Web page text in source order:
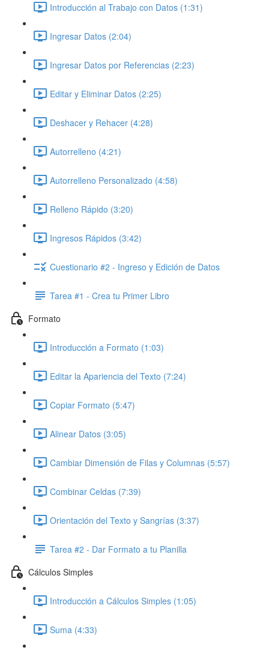
Introducción al Trabajo con Datos (1:31)
Ingresar Datos (2:04)
Ingresar Datos por Referencias (2:23)
Editar y Eliminar Datos (2:25)
Deshacer y Rehacer (4:28)
Autorrelleno (4:21)
Autorrelleno Personalizado (4:58)
Relleno Rápido (3:20)
Ingresos Rápidos (3:42)
Cuestionario #2 - Ingreso y Edición de Datos
Tarea #1 - Crea tu Primer Libro
Formato
Introducción a Formato (1:03)
Editar la Apariencia del Texto (7:24)
Copiar Formato (5:47)
Alinear Datos (3:05)
Cambiar Dimensión de Filas y Columnas (5:57)
Combinar Celdas (7:39)
Orientación del Texto y Sangrías (3:37)
Tarea #2 - Dar Formato a tu Planilla
Cálculos Simples
Introducción a Cálculos Simples (1:05)
Suma (4:33)